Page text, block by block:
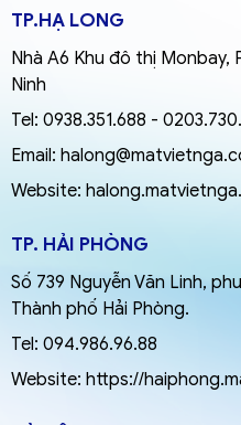
TP.HẠ LONG
Nhà A6 Khu đô thị Monbay,
Ninh
Tel: 0938.351.688 -
Email:
Website:
TP. HẢI PHÒNG
Số 739 Nguyễn Văn Linh,
Thành phố Hải Phòng.
Tel: 094.986.96.88
Website: https://